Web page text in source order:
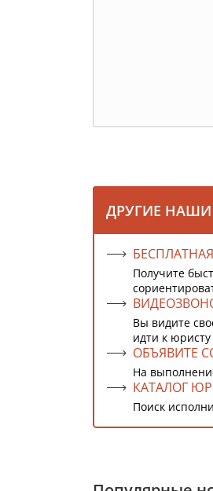
ДРУГИЕ НАШИ
Получите
Вы видите
идти к
ОБЪЯВИТЕ
На
КАТАЛОГ
Поиск